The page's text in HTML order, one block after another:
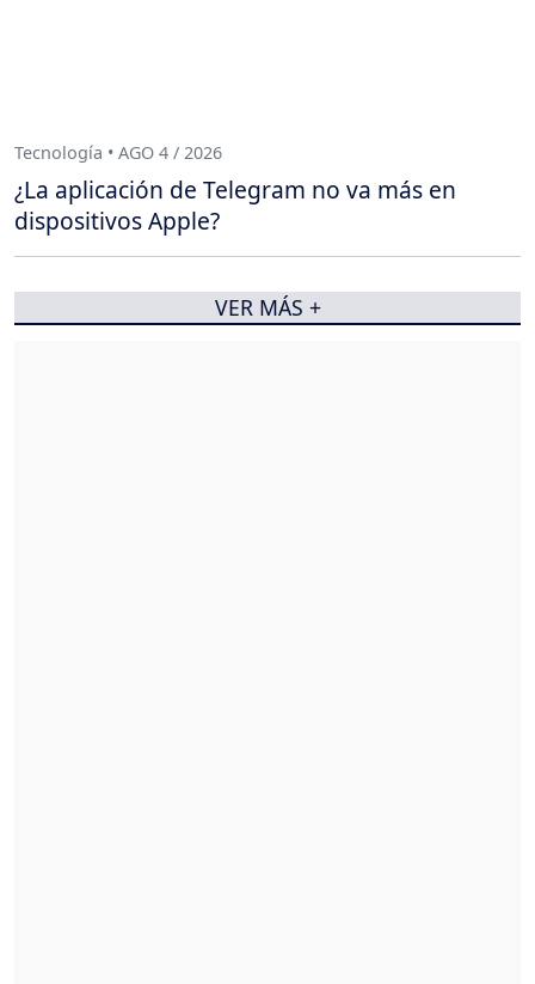
Tecnología • AGO 4 / 2026
¿La aplicación de Telegram no va más en
dispositivos Apple?
VER MÁS +